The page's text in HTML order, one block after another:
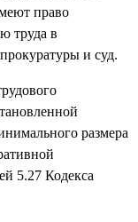
право
труда в
и суд.
размера
5.27 Кодекса